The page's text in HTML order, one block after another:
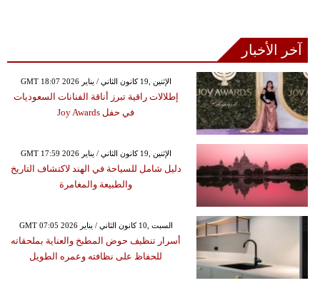
آخر الأخبار
GMT 18:07 2026 الإثنين ,19 كانون الثاني / يناير
إطلالات راقية تبرز أناقة الفنانات السعوديات
في حفل Joy Awards
GMT 17:59 2026 الإثنين ,19 كانون الثاني / يناير
دليل شامل للسياحة في الهند لاكتشاف التاريخ
والطبيعة والمغامرة
GMT 07:05 2026 السبت ,10 كانون الثاني / يناير
أسرار تنظيف حوض المطبخ والعناية بملحقاته
للحفاظ على نظافته وعمره الطويل